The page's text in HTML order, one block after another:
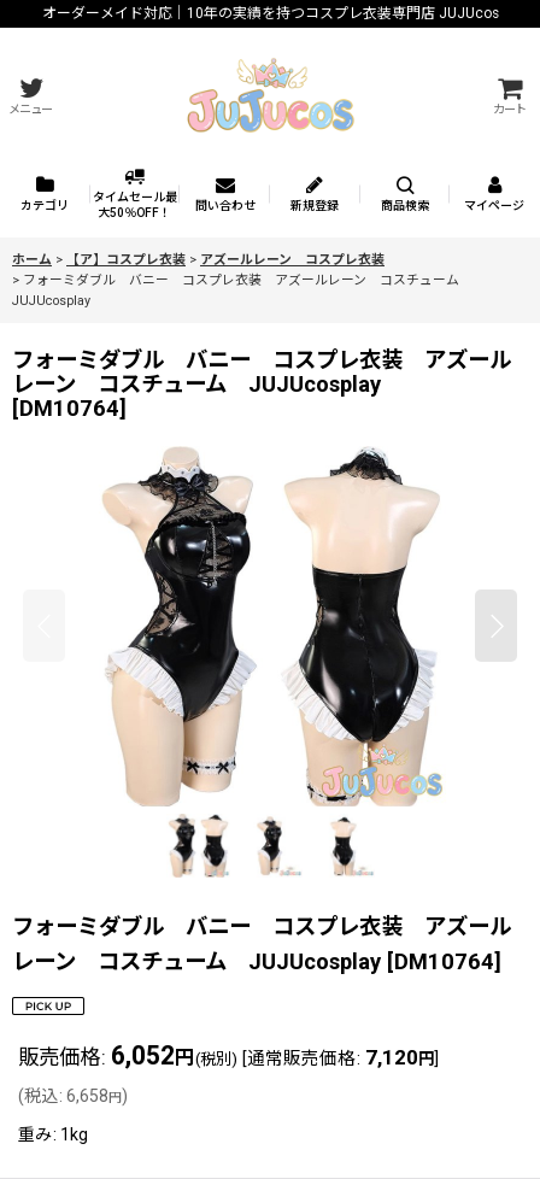
オーダーメイド対応｜10年の実績を持つコスプレ衣装専門店 JUJUcos
メニュー カート
カテゴリ
タイムセール最
大50％OFF！
問い合わせ 新規登録 商品検索 マイページ
ホーム > 【ア】コスプレ衣装 > アズールレーン コスプレ衣装
> フォーミダブル バニー コスプレ衣装 アズールレーン コスチューム
JUJUcosplay
フォーミダブル バニー コスプレ衣装 アズール
レーン コスチューム JUJUcosplay
[DM10764]
フォーミダブル バニー コスプレ衣装 アズール
レーン コスチューム JUJUcosplay [DM10764]
販売価格: 6,052 円 (税別) [通常販売価格: 7,120 円]
(税込: 6,658円)
重み: 1kg